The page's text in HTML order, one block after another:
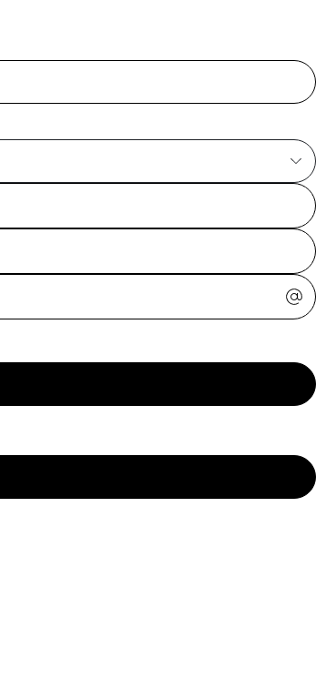
pedidos,
Acompanhe